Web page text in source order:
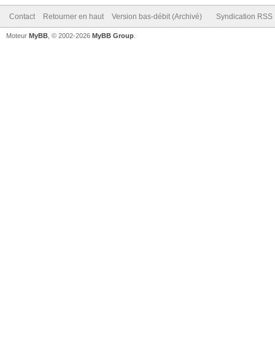
Contact Retourner en haut Version bas-débit (Archivé) Syndication RSS
Moteur MyBB , © 2002-2026 MyBB Group